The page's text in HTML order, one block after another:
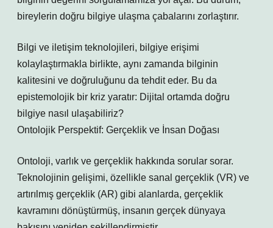
bireylerin doğru bilgiye ulaşma çabalarını zorlaştırır.
Bilgi ve iletişim teknolojileri, bilgiye erişimi
kolaylaştırmakla birlikte, aynı zamanda bilginin
kalitesini ve doğruluğunu da tehdit eder. Bu da
epistemolojik bir kriz yaratır: Dijital ortamda doğru
bilgiye nasıl ulaşabiliriz?
Ontolojik Perspektif: Gerçeklik ve İnsan Doğası
Ontoloji, varlık ve gerçeklik hakkında sorular sorar.
Teknolojinin gelişimi, özellikle sanal gerçeklik (VR) ve
artırılmış gerçeklik (AR) gibi alanlarda, gerçeklik
kavramını dönüştürmüş, insanın gerçek dünyaya